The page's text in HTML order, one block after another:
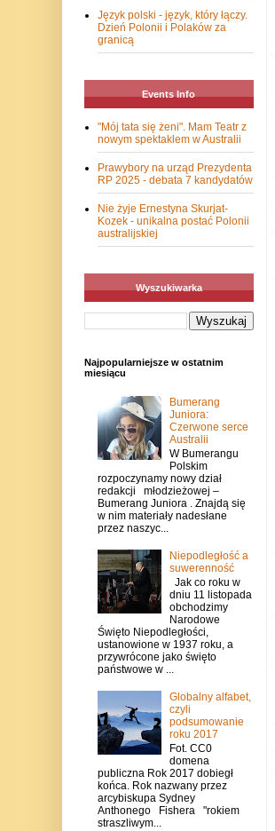
Język polski - język, który łączy.
Dzień Polonii i Polaków za
granicą
Events Info
"Mój tata się żeni". Mam Teatr z
nowym spektaklem w Australii
Prawybory na urząd Prezydenta
RP 2025 - debata 7 kandydatów
Nie żyje Ernestyna Skurjat-
Kozek - unikalna postać Polonii
australijskiej
Wyszukiwarka
Najpopularniejsze w ostatnim
miesiącu
Bumerang
Juniora:
Czerwone serce
Australii
W Bumerangu
Polskim
rozpoczynamy nowy dział
redakcji młodzieżowej –
Bumerang Juniora . Znajdą się
w nim materiały nadesłane
przez naszyc...
Niepodległość a
suwerenność
Jak co roku w
dniu 11 listopada
obchodzimy
Narodowe
Święto Niepodległości,
ustanowione w 1937 roku, a
przywrócone jako święto
państwowe w ...
Globalny alfabet,
czyli
podsumowanie
roku 2017
Fot. CC0
domena
publiczna Rok 2017 dobiegł
końca. Rok nazwany przez
arcybiskupa Sydney
Anthonego Fishera "rokiem
straszliwym...